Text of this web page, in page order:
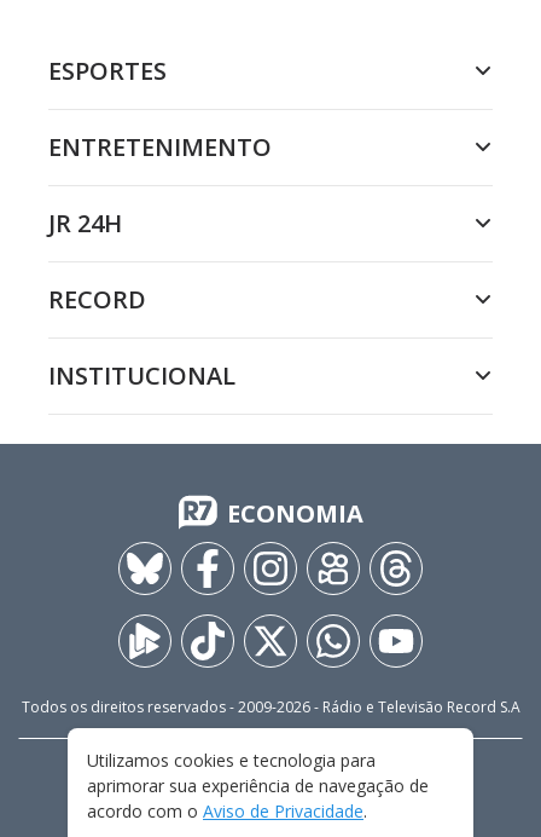
ESPORTES
ENTRETENIMENTO
JR 24H
RECORD
INSTITUCIONAL
ECONOMIA
Todos os direitos reservados - 2009-2026- Rádio e Televisão Record S.A
FALE CONOSCO
PRIVACIDADE
TERMOS E CONDIÇÕES DE USO
Utilizamos cookies e tecnologia para
aprimorar sua experiência de navegação de
acordo com o Aviso de Privacidade.